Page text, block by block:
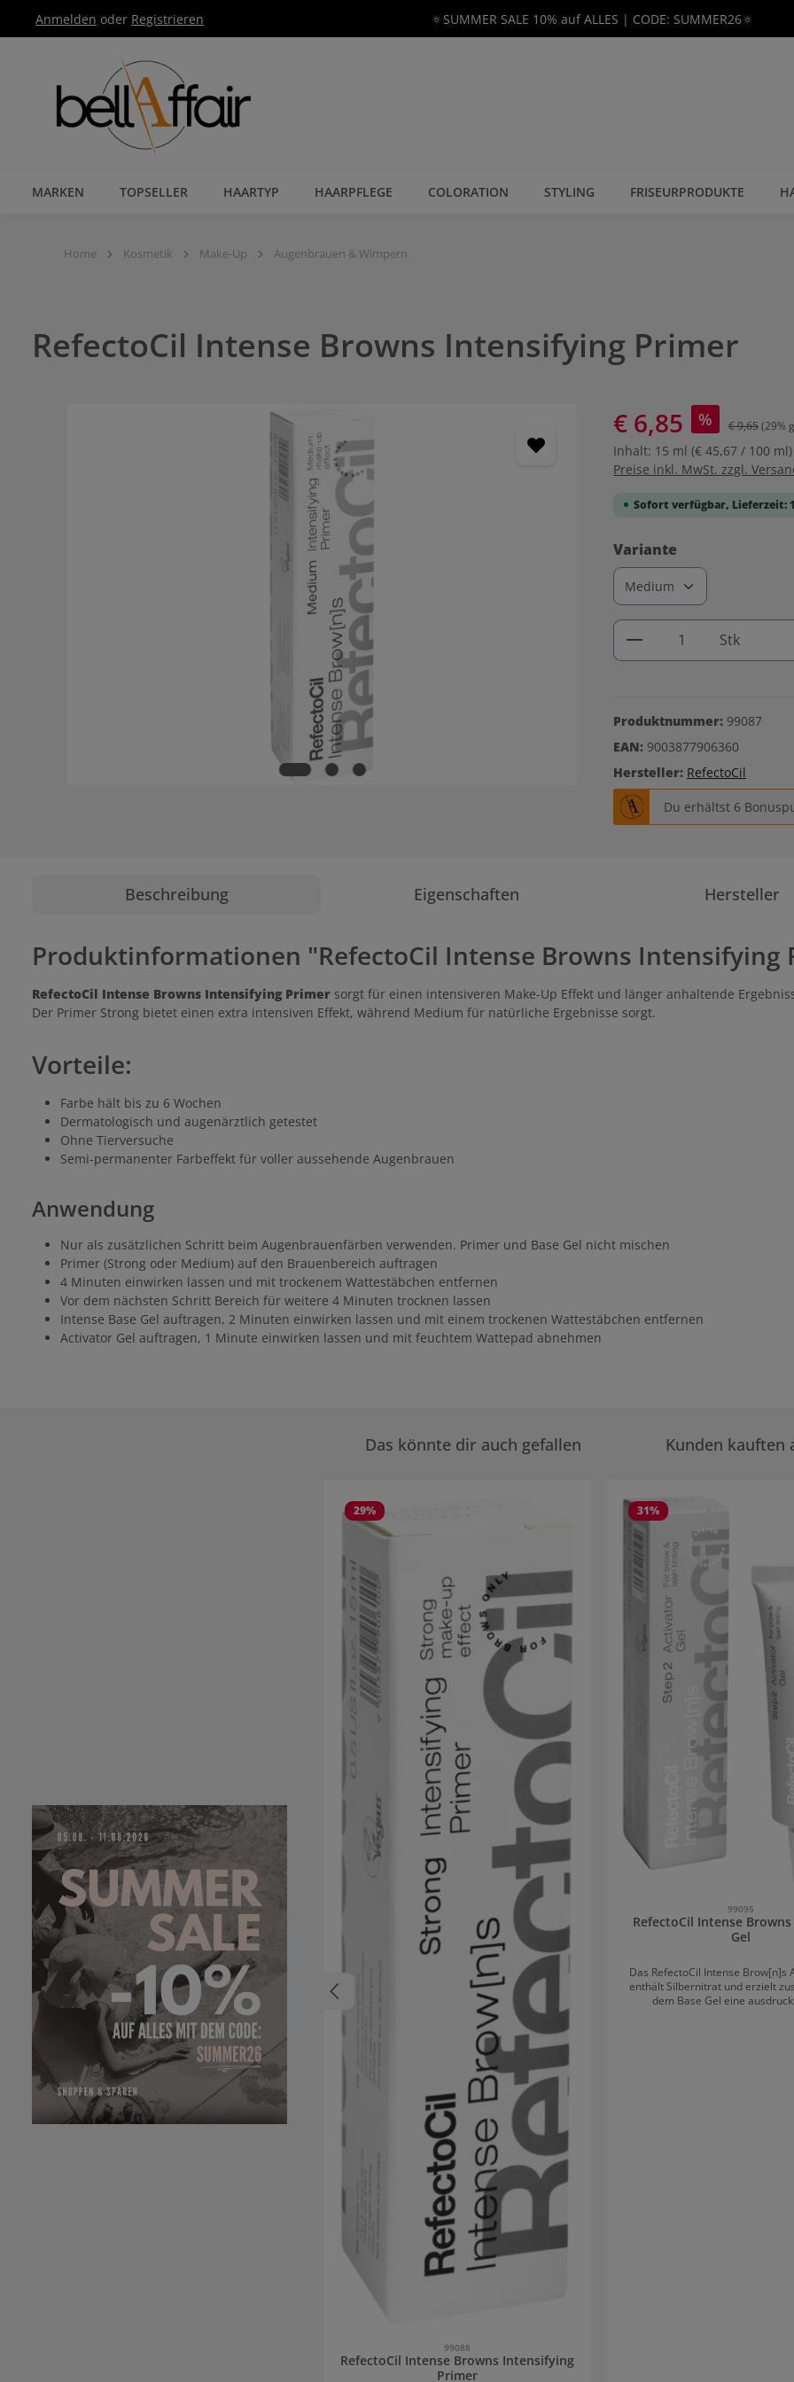
Hauptnavigation springen
Anmelden oder Registrieren 🔅SUMMER SALE 10% auf ALLES | CODE: SUMMER26🔅
MARKEN TOPSELLER HAARTYP HAARPFLEGE COLORATION STYLING FRISEURPRODUKTE
Home Kosmetik Make-Up Augenbrauen & Wimpern
RefectoCil Intense Browns Intensifying Primer
€ 6,85 % € 9,65(29%
Inhalt: 15 ml (€ 45,67 / 100 ml)
Preise inkl. MwSt. zzgl.
Sofort verfügbar, Lieferzeit:
Variante
Produkt Anzahl:
Stk
Produktnummer: 99087
EAN: 9003877906360
Hersteller: RefectoCil
Du erhältst 6
Beschreibung Eigenschaften Hersteller
Produktinformationen "RefectoCil Intense Browns Intensifying
RefectoCil Intense Browns Intensifying Primer sorgt für einen intensiveren Make-Up Effekt und länger anhaltende
Der Primer Strong bietet einen extra intensiven Effekt, während Medium für natürliche Ergebnisse sorgt.
Vorteile:
Farbe hält bis zu 6 Wochen
Dermatologisch und augenärztlich getestet
Ohne Tierversuche
Semi-permanenter Farbeffekt für voller aussehende Augenbrauen
Anwendung
Nur als zusätzlichen Schritt beim Augenbrauenfärben verwenden. Primer und Base Gel nicht mischen
Primer (Strong oder Medium) auf den Brauenbereich auftragen
4 Minuten einwirken lassen und mit trockenem Wattestäbchen entfernen
Vor dem nächsten Schritt Bereich für weitere 4 Minuten trocknen lassen
Intense Base Gel auftragen, 2 Minuten einwirken lassen und mit einem trockenen Wattestäbchen entfernen
Activator Gel auftragen, 1 Minute einwirken lassen und mit feuchtem Wattepad abnehmen
Das könnte dir auch gefallen Kunden kauften
29%
99088
RefectoCil Intense Browns Intensifying
Primer
31%
99095
RefectoCil Intense
Gel
Das RefectoCil Intense Brow[n]s
enthält Silbernitrat und erzielt
dem Base Gel eine